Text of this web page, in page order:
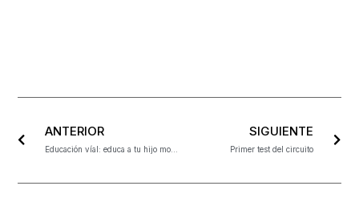
ANTERIOR
Educación víal: educa a tu hijo montando en kart
SIGUIENTE
Primer test del circuito